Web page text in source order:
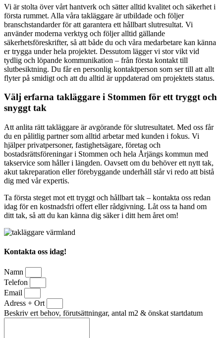
Vi är stolta över vårt hantverk och sätter alltid kvalitet och säkerhet i
första rummet. Alla våra takläggare är utbildade och följer
branschstandarder för att garantera ett hållbart slutresultat. Vi
använder moderna verktyg och följer alltid gällande
säkerhetsföreskrifter, så att både du och våra medarbetare kan känna
er trygga under hela projektet. Dessutom lägger vi stor vikt vid
tydlig och löpande kommunikation – från första kontakt till
slutbesiktning. Du får en personlig kontaktperson som ser till att allt
flyter på smidigt och att du alltid är uppdaterad om projektets status.
Välj erfarna takläggare i Stommen för ett tryggt och
snyggt tak
Att anlita rätt takläggare är avgörande för slutresultatet. Med oss får
du en pålitlig partner som alltid arbetar med kunden i fokus. Vi
hjälper privatpersoner, fastighetsägare, företag och
bostadsrättsföreningar i Stommen och hela Årjängs kommun med
takservice som håller i längden. Oavsett om du behöver ett nytt tak,
akut takreparation eller förebyggande underhåll står vi redo att bistå
dig med vår expertis.
Ta första steget mot ett tryggt och hållbart tak – kontakta oss redan
idag för en kostnadsfri offert eller rådgivning. Låt oss ta hand om
ditt tak, så att du kan känna dig säker i ditt hem året om!
Kontakta oss idag!
Namn
Telefon
Email
Adress + Ort
Beskriv ert behov, förutsättningar, antal m2 & önskat startdatum